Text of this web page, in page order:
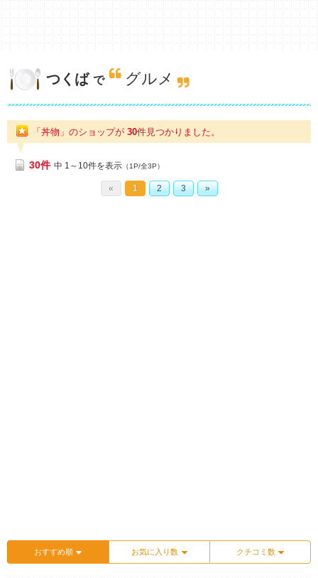
つくば で グルメ
「丼物」のショップが 30件見つかりました。
30件 中 1～10件を表示 （1P/全3P）
« 1 2 3 »
おすすめ順 お気に入り数 クチコミ数